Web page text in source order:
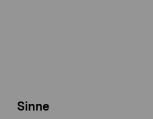
Sinne